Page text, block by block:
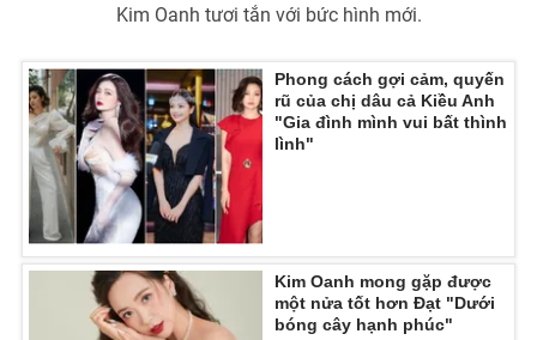
Kim Oanh tươi tắn với bức hình mới.
Phong cách gợi cảm, quyến
rũ của chị dâu cả Kiều Anh
"Gia đình mình vui bất thình
lình"
Kim Oanh mong gặp được
một nửa tốt hơn Đạt "Dưới
bóng cây hạnh phúc"